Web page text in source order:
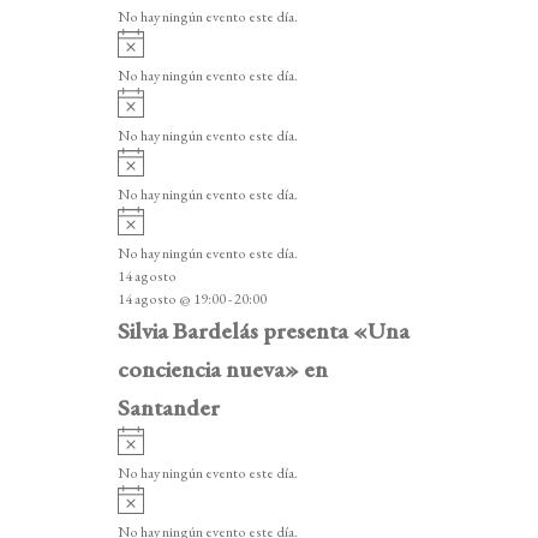
e
n
t
o
s
o
i
o
No hay ningún evento este día.
v
i
o
No hay ningún evento este día.
A
v
i
o
No hay ningún evento este día.
A
v
i
o
No hay ningún evento este día.
v
i
s
o
No hay ningún evento este día.
14 agosto
14 agosto @ 19:00-20:00
Silvia Bardelás presenta «Una
conciencia nueva» en
Santander
v
i
o
No hay ningún evento este día.
v
No hay ningún evento este día.